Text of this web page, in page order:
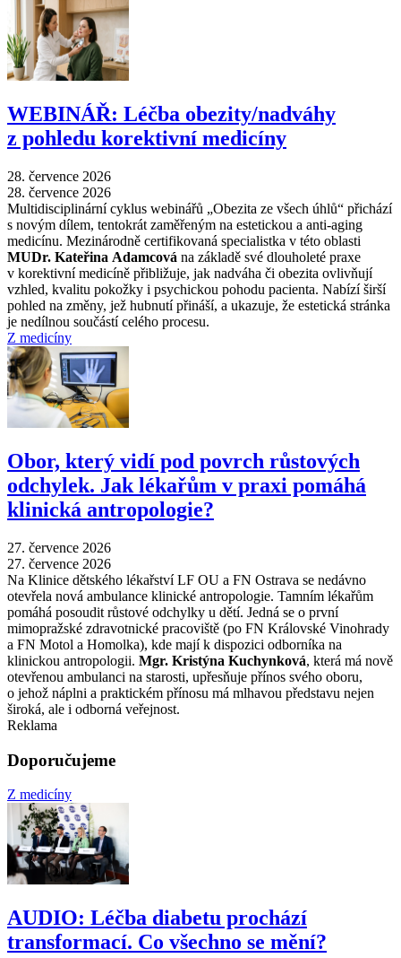
WEBINÁŘ: Léčba obezity/nadváhy
z pohledu korektivní medicíny
28. července 2026
28. července 2026
Multidisciplinární cyklus webinářů „Obezita ze všech úhlů“ přichází
s novým dílem, tentokrát zaměřeným na estetickou a anti-aging
medicínu. Mezinárodně certifikovaná specialistka v této oblasti
MUDr. Kateřina Adamcová na základě své dlouholeté praxe
v korektivní medicíně přibližuje, jak nadváha či obezita ovlivňují
vzhled, kvalitu pokožky i psychickou pohodu pacienta. Nabízí širší
pohled na změny, jež hubnutí přináší, a ukazuje, že estetická stránka
je nedílnou součástí celého procesu.
Z medicíny
Obor, který vidí pod povrch růstových
odchylek. Jak lékařům v praxi pomáhá
klinická antropologie?
27. července 2026
27. července 2026
Na Klinice dětského lékařství LF OU a FN Ostrava se nedávno
otevřela nová ambulance klinické antropologie. Tamním lékařům
pomáhá posoudit růstové odchylky u dětí. Jedná se o první
mimopražské zdravotnické pracoviště (po FN Královské Vinohrady
a FN Motol a Homolka), kde mají k dispozici odborníka na
klinickou antropologii. Mgr. Kristýna Kuchynková, která má nově
otevřenou ambulanci na starosti, upřesňuje přínos svého oboru,
o jehož náplni a praktickém přínosu má mlhavou představu nejen
široká, ale i odborná veřejnost.
Reklama
Doporučujeme
Z medicíny
AUDIO: Léčba diabetu prochází
transformací. Co všechno se mění?